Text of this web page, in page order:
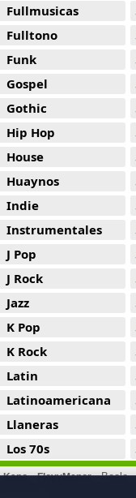
Fullmusicas
Fulltono
Funk
Gospel
Gothic
Hip Hop
House
Huaynos
Indie
Instrumentales
J Pop
J Rock
Jazz
K Pop
K Rock
Latin
Latinoamericana
Llaneras
Los 70s
Kapo FloyyMenor Beele